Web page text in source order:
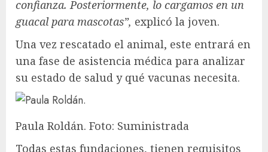
confianza. Posteriormente, lo cargamos en un
guacal para mascotas”, explicó la joven.
Una vez rescatado el animal, este entrará en
una fase de asistencia médica para analizar
su estado de salud y qué vacunas necesita.
Paula Roldán. Foto: Suministrada
Todas estas fundaciones, tienen requisitos